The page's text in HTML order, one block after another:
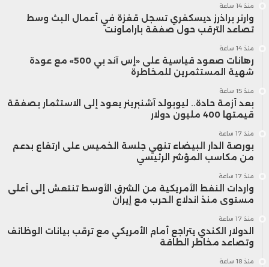
منذ 14 ساعة
وارنر براذرز ديسكفري تسجل قفزة في أعمال البث وسط
تصاعد الترقب حول صفقة باراماونت
منذ 14 ساعة
رهانات صعود قياسية على «إس آند بي 500» مع عودة
شهية المستثمرين للمخاطرة
منذ 15 ساعة
بعد أزمة حادة.. ليوبولد آشنبرينر يعود إلى الاستثمار بصفقة
قيمتها 400 مليون دولار
منذ 17 ساعة
بورصة الدار البيضاء تنهي جلسة الخميس على ارتفاع بدعم
من مكاسب المؤشر الرئيسي
منذ 17 ساعة
واردات النفط الأمريكية من الشرق الأوسط تنتعش إلى أعلى
مستوى منذ اندلاع الحرب مع إيران
منذ 17 ساعة
الدولار الكندي يتراجع أمام الأمريكي مع ترقب بيانات الوظائف
وتصاعد مخاطر الطاقة
منذ 18 ساعة